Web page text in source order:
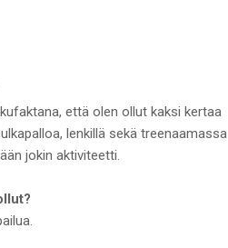
että olen ollut kaksi kertaa
lenkillä sekä treenaamassa
jokin aktiviteetti.